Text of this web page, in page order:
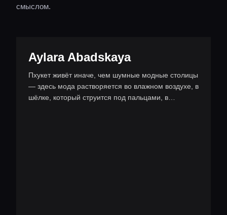
смыслом.
Aylara Abadskaya
Пхукет живёт иначе, чем шумные модные столицы
— здесь мода растворяется во влажном воздухе, в
шёлке, который струится под пальцами, в